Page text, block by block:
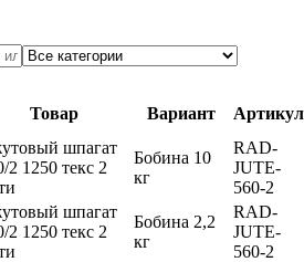
Товар Вариант Артикул
шпагат
2 1250 текс 2
Бобина 10
кг
RAD-
JUTE-
560-2
шпагат
2 1250 текс 2
Бобина 2,2
кг
RAD-
JUTE-
560-2